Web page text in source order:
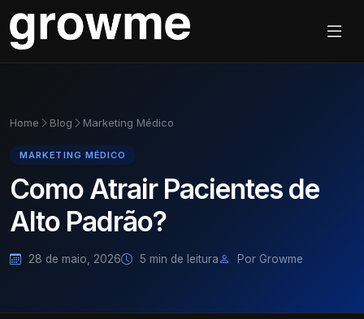
Home Blog Marketing Médico
MARKETING MÉDICO
Como Atrair Pacientes de
Alto Padrão?
28 de maio, 2026 5 min de leitura Por Growme